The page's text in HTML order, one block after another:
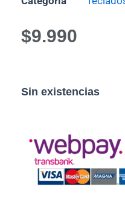
$9.990
Sin existencias